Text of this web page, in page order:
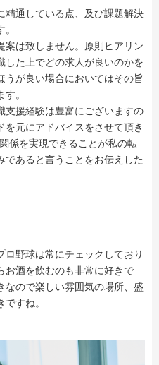
精通している点、及び課題解決
案は致しません。原則ヒアリン
した上でどの求人が良いのかを
が良い場合においてはその旨
。
支援経験は豊富にございますの
元にアドバイスをさせて頂き
係を実現できることが私の転
あると言うことをお伝えした
野球は常にチェックしており
お酒を飲むのも非常に好きで
なので楽しい雰囲気の場所、盛
すね。